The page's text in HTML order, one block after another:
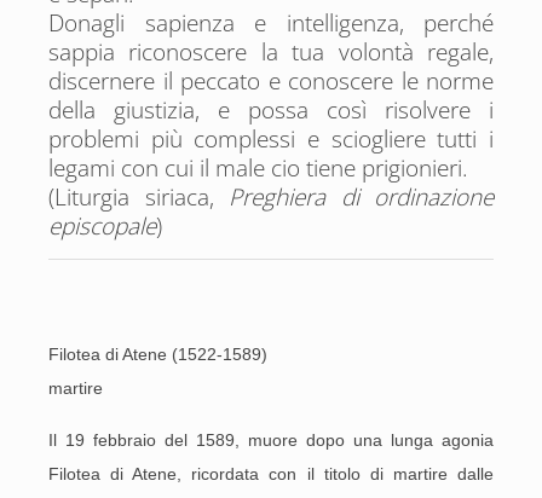
Donagli sapienza e intelligenza, perché
sappia riconoscere la tua volontà regale,
discernere il peccato e conoscere le norme
della giustizia, e possa così risolvere i
problemi più complessi e sciogliere tutti i
legami con cui il male cio tiene prigionieri.
(Liturgia siriaca, Preghiera di ordinazione
episcopale)
Filotea di Atene (1522-1589)
martire
Il 19 febbraio del 1589, muore dopo una lunga agonia
Filotea di Atene, ricordata con il titolo di martire dalle